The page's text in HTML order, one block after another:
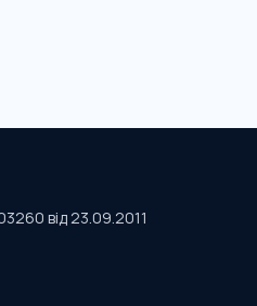
від 23.09.2011